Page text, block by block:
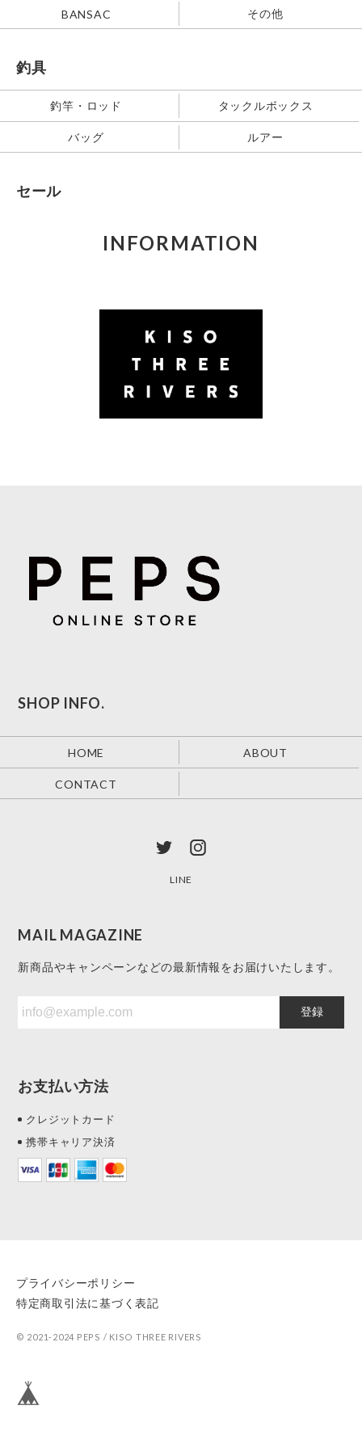
BANSAC その他
釣具
釣竿・ロッド タックルボックス
バッグ ルアー
セール
INFORMATION
SHOP INFO.
HOME ABOUT
CONTACT
LINE
MAIL MAGAZINE
新商品やキャンペーンなどの最新情報をお届けいたします。
登録
お支払い方法
クレジットカード
携帯キャリア決済
プライバシーポリシー
特定商取引法に基づく表記
© 2021-2024 PEPS / KISO THREE RIVERS